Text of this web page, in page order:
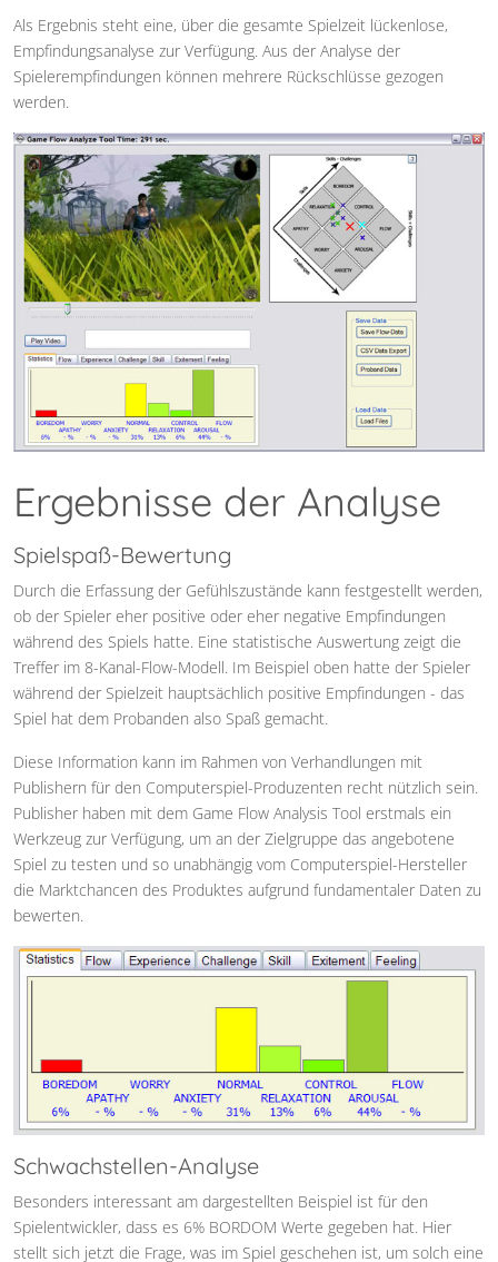
Als Ergebnis steht eine, über die gesamte Spielzeit lückenlose,
Empfindungsanalyse zur Verfügung. Aus der Analyse der
Spielerempfindungen können mehrere Rückschlüsse gezogen
werden.
Ergebnisse der Analyse
Spielspaß-Bewertung
Durch die Erfassung der Gefühlszustände kann festgestellt werden,
ob der Spieler eher positive oder eher negative Empfindungen
während des Spiels hatte. Eine statistische Auswertung zeigt die
Treffer im 8-Kanal-Flow-Modell. Im Beispiel oben hatte der Spieler
während der Spielzeit hauptsächlich positive Empfindungen - das
Spiel hat dem Probanden also Spaß gemacht.
Diese Information kann im Rahmen von Verhandlungen mit
Publishern für den Computerspiel-Produzenten recht nützlich sein.
Publisher haben mit dem Game Flow Analysis Tool erstmals ein
Werkzeug zur Verfügung, um an der Zielgruppe das angebotene
Spiel zu testen und so unabhängig vom Computerspiel-Hersteller
die Marktchancen des Produktes aufgrund fundamentaler Daten zu
bewerten.
Schwachstellen-Analyse
Besonders interessant am dargestellten Beispiel ist für den
Spielentwickler, dass es 6% BORDOM Werte gegeben hat. Hier
stellt sich jetzt die Frage, was im Spiel geschehen ist, um solch eine